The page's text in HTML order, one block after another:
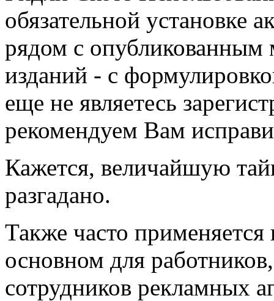
обязательной установке
рядом с опубликованным
изданий - с
еще не являетесь
рекомендуем Вам
Кажется, величайшую
разгадано.
Также часто
основном для
сотрудников рекламных